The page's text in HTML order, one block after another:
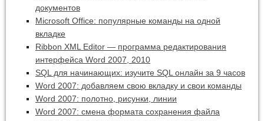
документов
Microsoft Office: популярные команды на одной
вкладке
Ribbon XML Editor — программа редактирования
интерфейса Word 2007, 2010
SQL для начинающих: изучите SQL онлайн за 9 часов
Word 2007: добавляем свою вкладку и свои команды
Word 2007: полотно, рисунки, линии
Word 2007: смена формата сохранения файла